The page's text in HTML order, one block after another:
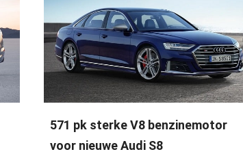
571 pk sterke V8 benzinemotor
voor nieuwe Audi S8